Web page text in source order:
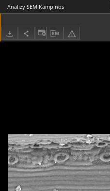
Analizy SEM Kampinos